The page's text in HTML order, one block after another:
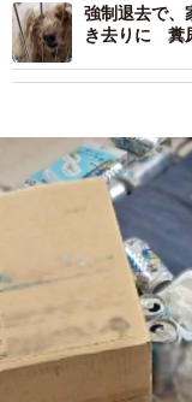
強制退去で、
き去りに 糞